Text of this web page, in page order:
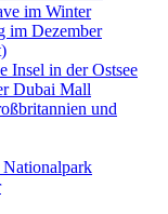
im Winter
im Dezember
Insel in der Ostsee
Dubai Mall
und